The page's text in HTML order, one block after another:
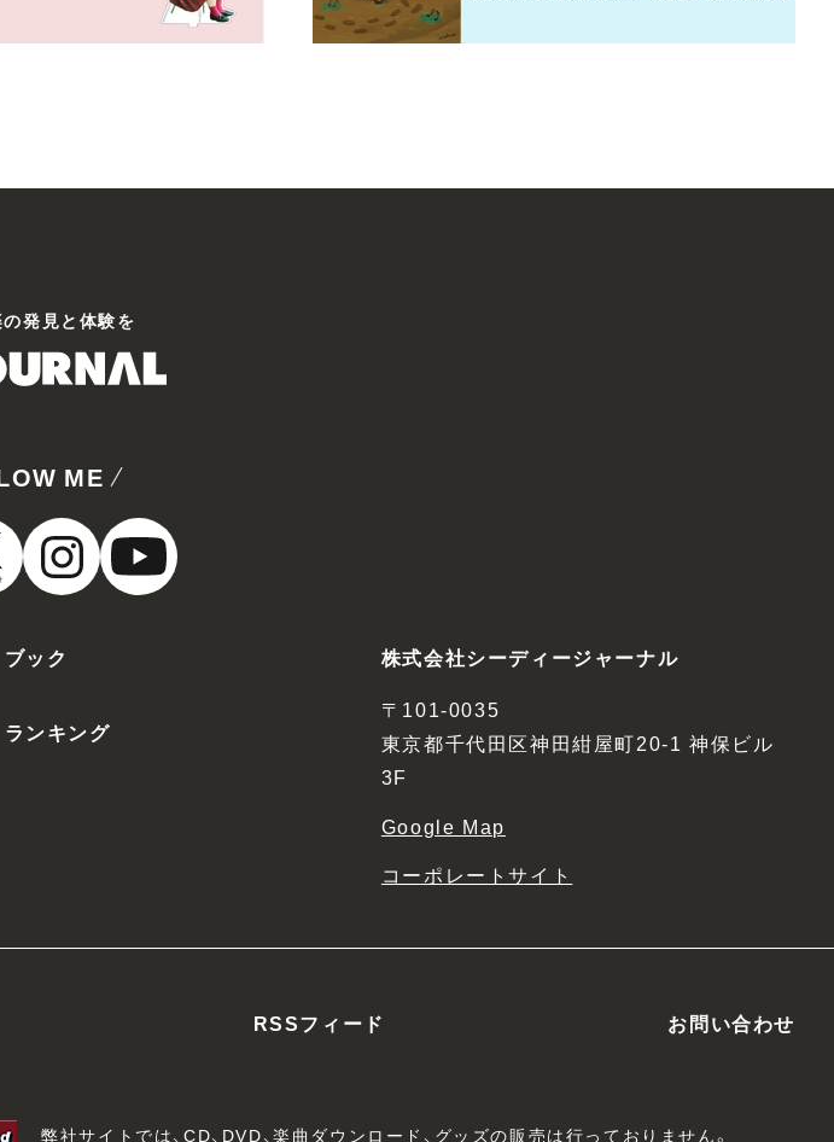
発⾒と体験を
ME
ブック
ランキング
株式会社シーディージャーナル
〒101-0035
東京都千代田区神田紺屋町20-1 神保ビル
3F
Google Map
コーポレートサイト
RSSフィード お問い合わせ
弊社サイトでは、CD、DVD、楽曲ダウンロード、グッズの販売は行っておりません。